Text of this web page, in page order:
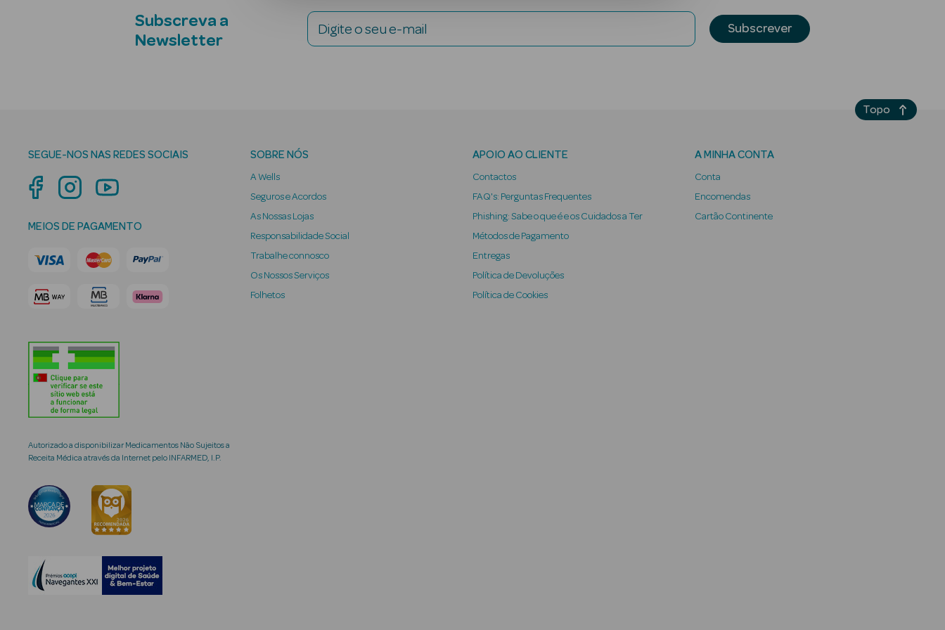
Subscreva a
Newsletter
Digite o seu e-mail Subscrever
SEGUE-NOS NAS REDES SOCIAIS
MEIOS DE PAGAMENTO
Autorizado a disponibilizar Medicamentos Não Sujeitos a
Receita Médica através da Internet pelo INFARMED, I.P.
SOBRE NÓS
A Wells
Seguros e Acordos
As Nossas Lojas
Responsabilidade Social
Trabalhe connosco
Os Nossos Serviços
Folhetos
APOIO AO CLIENTE
Contactos
FAQ's: Perguntas Frequentes
Phishing: Sabe o que é e os Cuidados a Ter
Métodos de Pagamento
Entregas
Política de Devoluções
Política de Cookies
A MINHA CONTA
Conta
Encomendas
Cartão Continente
Topo